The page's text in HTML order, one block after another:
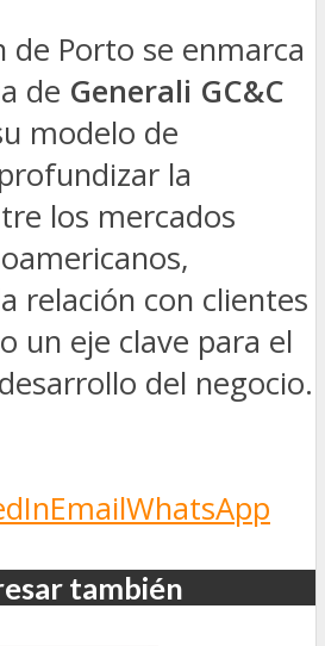
de Porto se enmarca
de Generali GC&C
modelo de
la
los mercados
relación con clientes
un eje clave para el
del negocio.
EmailWhatsApp
también